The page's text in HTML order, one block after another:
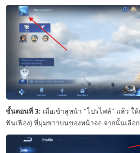
ขั้นตอนที่ 3: เมื่อเข้าสู่หน้า "โปรไฟล์" แล้ว ใ
ฟันเฟือง) ที่มุมขวาบนของหน้าจอ จากนั้นเลือ